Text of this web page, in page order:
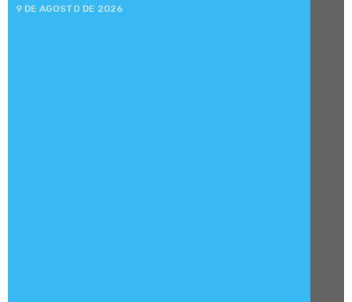
9 DE AGOSTO DE 2026